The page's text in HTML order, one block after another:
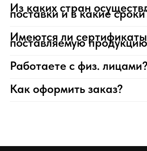
Из каких стран
поставки и в какие
Имеются ли
поставляемую
Работаете с физ. лицами?
Как оформить заказ?